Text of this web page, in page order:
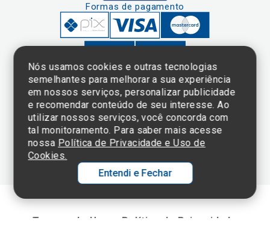
Formas de pagamento
Clique aqui
e consulte o
cadastro da
Instituição no
Sistema e-Mec
Termos de Uso e Política de Privacidade
Nós usamos cookies e outras tecnologias
semelhantes para melhorar a sua experiência
em nossos serviços, personalizar publicidade
e recomendar conteúdo de seu interesse. Ao
utilizar nossos serviços, você concorda com
tal monitoramento. Para saber mais acesse
nossa Política de Privacidade e Uso de
Cookies.
Entendi e Fechar